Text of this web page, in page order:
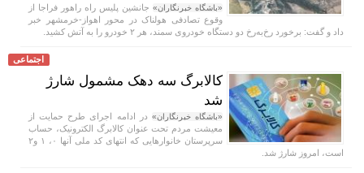
«باشگاه خبرنگاران» جانشین پلیس راه راهور فراجا از
وقوع تصادفی هولناک در محور اهواز-خرمشهر خبر
داد و گفت: برخورد رخ‌به‌رخ دو دستگاه خودروی سمند، هر ۲ خودرو را به آتش کشید.
اجتماعی
کالابرگ سه دهک مشمول شارژ
شد
«باشگاه خبرنگاران» در ادامه اجرای طرح حمایت از
معیشت مردم تحت عنوان کالابرگ الکترونیک، حساب
سرپرستان خانوار‌هایی که انتهای کد ملی آنها ۰، ۱ و۲
است، امروز شارژ شد.